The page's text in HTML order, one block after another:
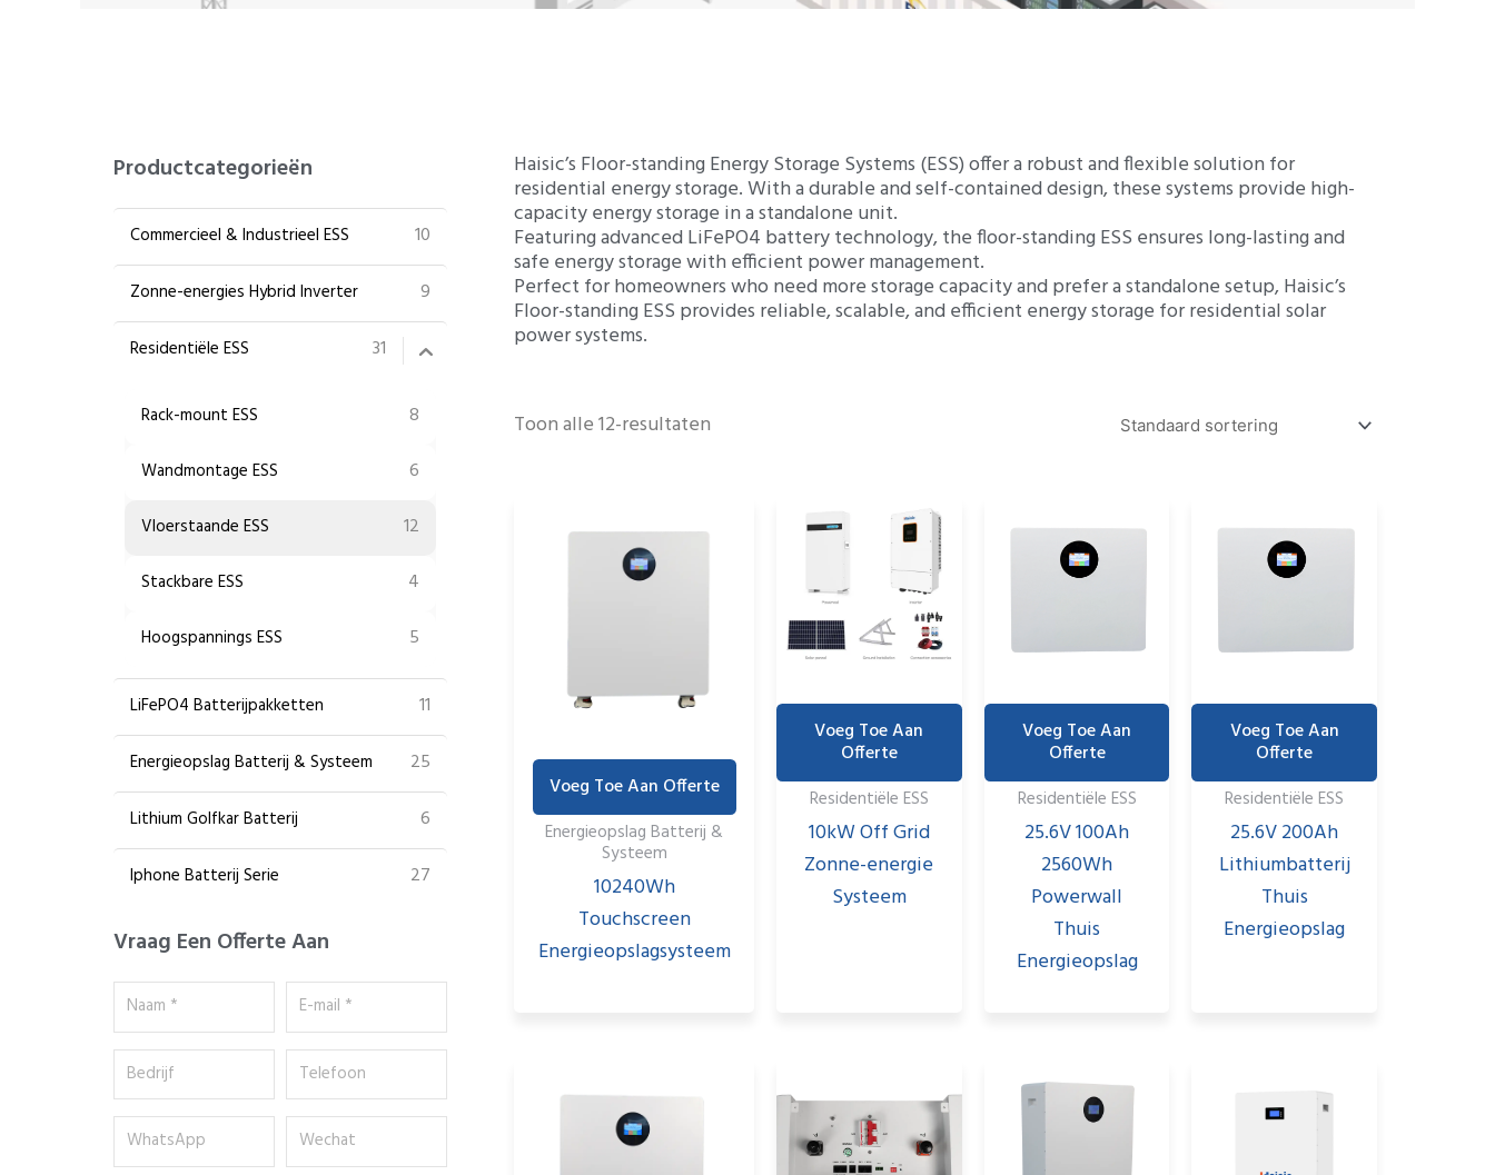
Productcategorieën
Commercieel & Industrieel ESS 10
Zonne-energies Hybrid Inverter 9
Residentiële ESS 31
Rack-mount ESS 8
Wandmontage ESS 6
Vloerstaande ESS 12
Stackbare ESS 4
Hoogspannings ESS 5
LiFePO4 Batterijpakketten 11
Energieopslag Batterij & Systeem 25
Lithium Golfkar Batterij 6
Iphone Batterij Serie 27
Vraag Een Offerte Aan
Naam
*
E-
mail
*
Bedrijf Telefoon
WhatsApp Wechat
Haisic’s Floor-standing Energy Storage Systems (ESS) offer a robust and flexible solution for
residential energy storage. With a durable and self-contained design, these systems provide high-
capacity energy storage in a standalone unit.
Featuring advanced LiFePO4 battery technology, the floor-standing ESS ensures long-lasting and
safe energy storage with efficient power management.
Perfect for homeowners who need more storage capacity and prefer a standalone setup, Haisic’s
Floor-standing ESS provides reliable, scalable, and efficient energy storage for residential solar
power systems.
Toon alle 12-resultaten
Voeg Toe Aan Offerte
Energieopslag Batterij &
Systeem
10240Wh
Touchscreen
Energieopslagsysteem
Voeg Toe Aan
Offerte
Residentiële ESS
10kW Off Grid
Zonne-energie
Systeem
Voeg Toe Aan
Offerte
Residentiële ESS
25.6V 100Ah
2560Wh
Powerwall
Thuis
Energieopslag
Voeg Toe Aan
Offerte
Residentiële ESS
25.6V 200Ah
Lithiumbatterij
Thuis
Energieopslag